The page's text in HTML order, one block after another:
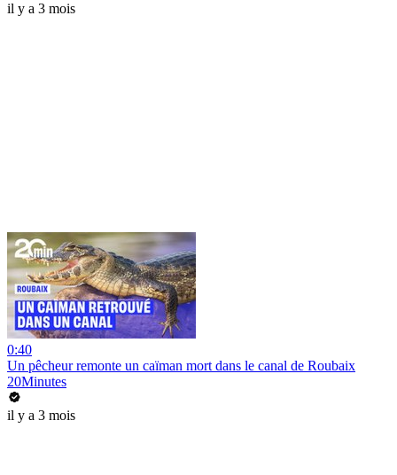
il y a 3 mois
0:40
Un pêcheur remonte un caïman mort dans le canal de Roubaix
20Minutes
il y a 3 mois